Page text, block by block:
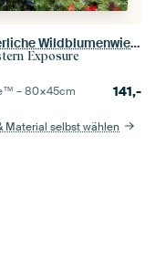
Sommerliche Wildblumenwiese - impressionistischer Stil
Exposure
–80×45cm 141,-
Material selbst wählen